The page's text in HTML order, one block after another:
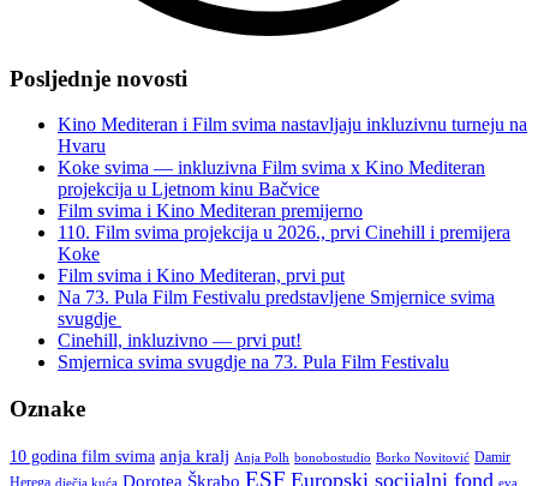
72.
Festival
nagrađeni
inkluzivirani
filmovi”
Posljednje novosti
Kino Mediteran i Film svima nastavljaju inkluzivnu turneju na
Hvaru
Koke svima — inkluzivna Film svima x Kino Mediteran
projekcija u Ljetnom kinu Bačvice
Film svima i Kino Mediteran premijerno
110. Film svima projekcija u 2026., prvi Cinehill i premijera
Koke
Film svima i Kino Mediteran, prvi put
Na 73. Pula Film Festivalu predstavljene Smjernice svima
svugdje
Cinehill, inkluzivno — prvi put!
Smjernica svima svugdje na 73. Pula Film Festivalu
Oznake
10 godina film svima anja kralj Anja Polh bonobostudio Borko Novitović Damir
Herega dječja kuća Dorotea Škrabo ESF Europski socijalni fond eva